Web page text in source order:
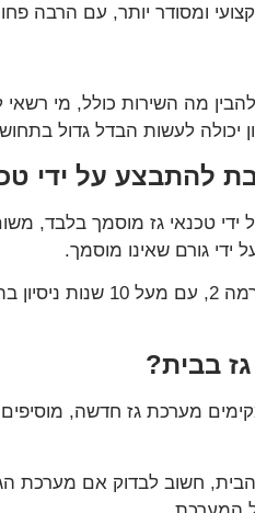
ומסודר יותר, עם הרבה
מה השירות כולל, מי
יכולה לעשות הבדל גדול
להתבצע על ידי
טכנאי גז מוסמך בלבד,
ידי גורם שאינו מוסמך.
אריק אורנשטיין
בבית?
מערכת גז חדשה,
הבית, חשוב לבדוק אם